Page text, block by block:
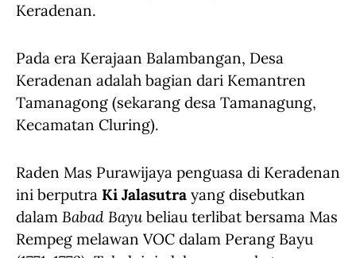
Keradenan.
Pada era Kerajaan Balambangan, Desa
Keradenan adalah bagian dari Kemantren
Tamanagong (sekarang desa Tamanagung,
Kecamatan Cluring).
Raden Mas Purawijaya penguasa di Keradenan
ini berputra Ki Jalasutra yang disebutkan
dalam Babad Bayu beliau terlibat bersama Mas
Rempeg melawan VOC dalam Perang Bayu